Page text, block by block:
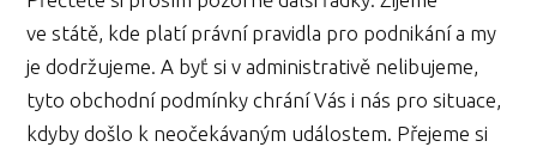
ve státě, kde platí právní pravidla pro podnikání a my
je dodržujeme. A byť si v administrativě nelibujeme,
tyto obchodní podmínky chrání Vás i nás pro situace,
kdyby došlo k neočekávaným událostem. Přejeme si